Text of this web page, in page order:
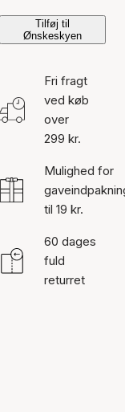
Tilføj til
Ønskeskyen
Fri fragt
ved køb
over
299 kr.
Mulighed for
til 19 kr.
60 dages
fuld
returret